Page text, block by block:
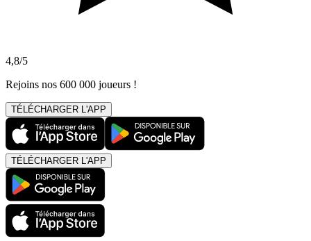
4,8/5
Rejoins nos 600 000 joueurs !
TÉLÉCHARGER L'APP
TÉLÉCHARGER L'APP